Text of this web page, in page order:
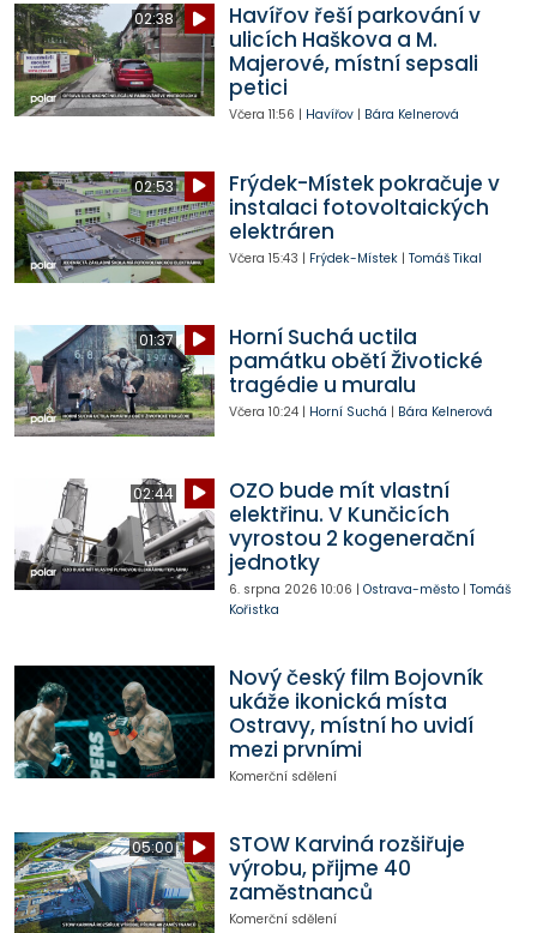
02:38
Havířov řeší parkování v
ulicích Haškova a M.
Majerové, místní sepsali
petici
Včera 11:56 | Havířov| Bára Kelnerová
02:53
Frýdek-Místek pokračuje v
instalaci fotovoltaických
elektráren
Včera 15:43 | Frýdek-Místek| Tomáš Tikal
01:37
Horní Suchá uctila
památku obětí Životické
tragédie u muralu
Včera 10:24| Horní Suchá | Bára Kelnerová
02:44
OZO bude mít vlastní
elektřinu. V Kunčicích
vyrostou 2 kogenerační
jednotky
6. srpna 2026 10:06 | Ostrava-město| Tomáš
Kořistka
Nový český film Bojovník
ukáže ikonická místa
Ostravy, místní ho uvidí
mezi prvními
Komerční sdělení
05:00
STOW Karviná rozšiřuje
výrobu, přijme 40
zaměstnanců
Komerční sdělení